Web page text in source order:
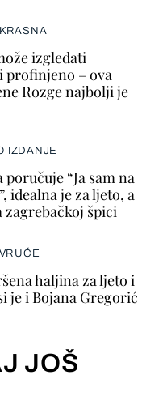
izgledati
profinjeno – ova
Rozge najbolji je
IZDANJE
poručuje “Ja sam na
idealna je za ljeto, a
zagrebačkoj špici
haljina za ljeto i
je i Bojana Gregorić
JOŠ